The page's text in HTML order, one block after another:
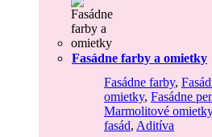
Fasádne farby a omietky
Fasádne farby,
omietky, Fasádne
Marmolitové omietky
fasád, Aditíva